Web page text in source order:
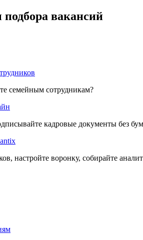
вакансий
семейным сотрудникам?
кадровые документы без
настройте воронку, собирайте